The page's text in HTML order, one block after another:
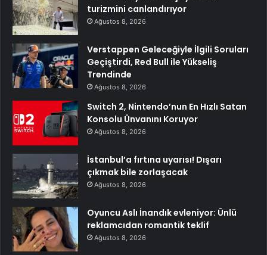
turizmini canlandırıyor
Ağustos 8, 2026
Verstappen Geleceğiyle İlgili Soruları
Geçiştirdi, Red Bull ile Yükseliş
Trendinde
Ağustos 8, 2026
Switch 2, Nintendo’nun En Hızlı Satan
Konsolu Ünvanını Koruyor
Ağustos 8, 2026
İstanbul’a fırtına uyarısı! Dışarı
çıkmak bile zorlaşacak
Ağustos 8, 2026
Oyuncu Aslı İnandık evleniyor: Ünlü
reklamcıdan romantik teklif
Ağustos 8, 2026